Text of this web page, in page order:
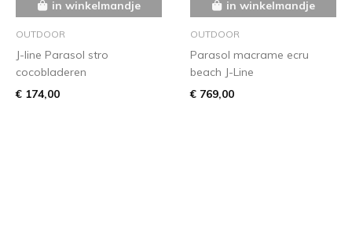
in winkelmandje
OUTDOOR
J-line Parasol stro
cocobladeren
€ 174,00
in winkelmandje
OUTDOOR
Parasol macrame ecru
beach J-Line
€ 769,00